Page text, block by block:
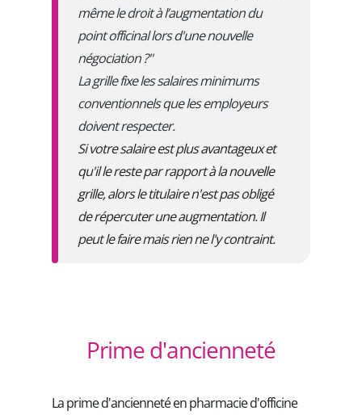
même le droit à l’augmentation du
point officinal lors d'une nouvelle
négociation ?"
La grille fixe les salaires minimums
conventionnels que les employeurs
doivent respecter.
Si votre salaire est plus avantageux et
qu'il le reste par rapport à la nouvelle
grille, alors le titulaire n'est pas obligé
de répercuter une augmentation. Il
peut le faire mais rien ne l'y contraint.
Prime d'ancienneté
La prime d'ancienneté en pharmacie d'officine